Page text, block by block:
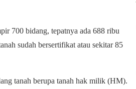
700 bidang, tepatnya ada 688 ribu
sudah bersertifikat atau sekitar 85
tanah berupa tanah hak milik (HM).